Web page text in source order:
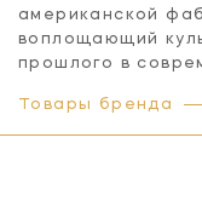
американской
воплощающий
прошлого в
Товары бренда